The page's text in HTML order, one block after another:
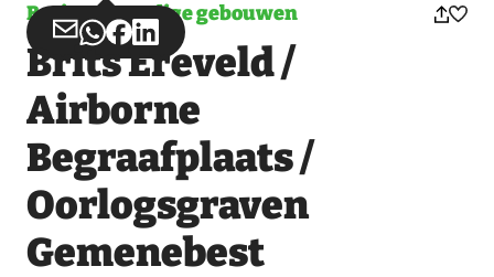
Bezienswaardige gebouwen
Deel
via
Email
Deel
via
WhatsApp
Deel
op
Deel
op
Brits Ereveld /
Airborne
Begraafplaats /
Oorlogsgraven
Gemenebest